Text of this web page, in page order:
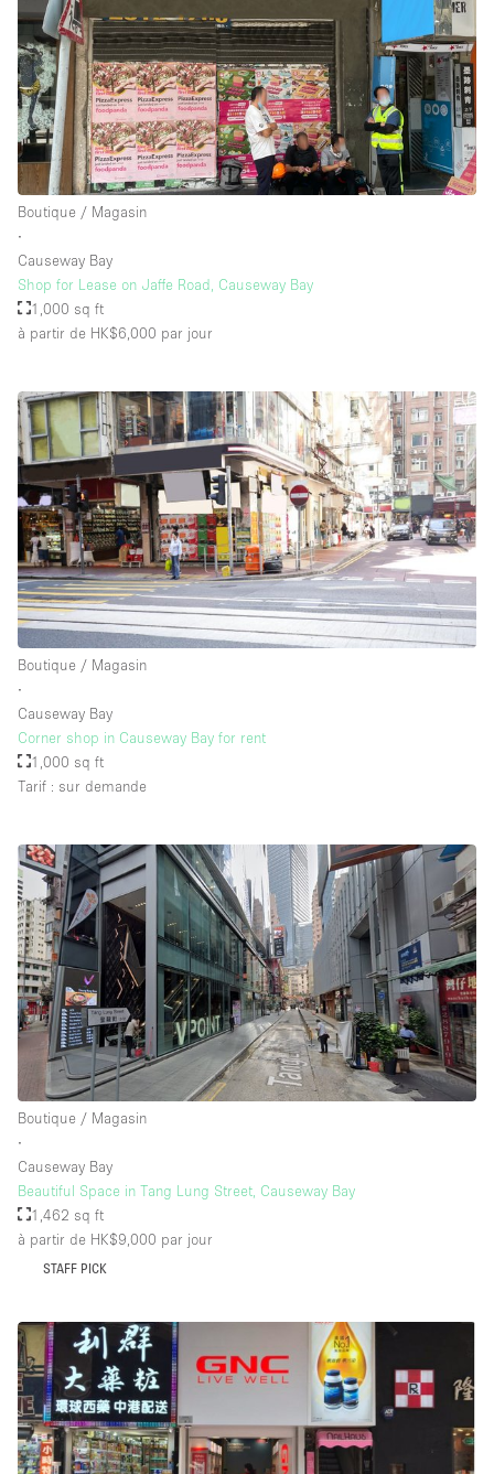
Boutique / Magasin
∙
Causeway Bay
Shop for Lease on Jaffe Road, Causeway Bay
1,000 sq ft
à partir de HK$6,000 par jour
Boutique / Magasin
∙
Causeway Bay
Corner shop in Causeway Bay for rent
1,000 sq ft
Tarif : sur demande
Boutique / Magasin
∙
Causeway Bay
Beautiful Space in Tang Lung Street, Causeway Bay
1,462 sq ft
à partir de HK$9,000 par jour
STAFF PICK